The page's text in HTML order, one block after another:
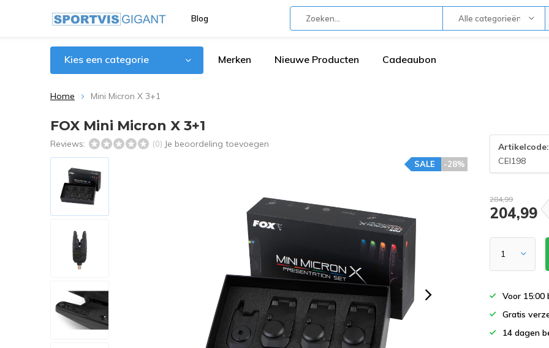
Blog Alle categorieën
Kies een categorie Merken Nieuwe Producten Cadeaubon
Home Mini Micron X 3+1
FOX Mini Micron X 3+1
Reviews: (0) Je beoordeling toevoegen
-28%
SALE
Artikelcode:
CEI198
284,99
204,99
Voor 15:00
Gratis
14 dagen